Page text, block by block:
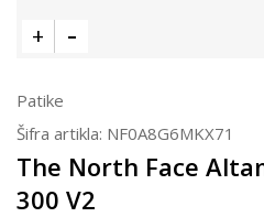
Patike
Šifra artikla: NF0A8G6MKX71
The North Face
300 V2